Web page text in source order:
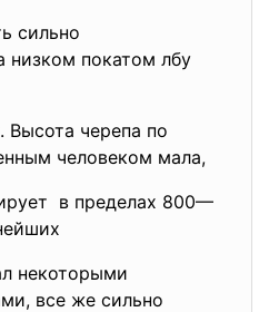
сильно
низком покатом лбу
Высота черепа по
человеком мала,
в пределах 800—
некоторыми
все же сильно